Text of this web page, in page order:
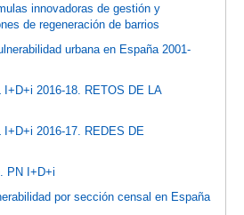
innovadoras de gestión y
de regeneración de barrios
urbana en España 2001-
I+D+i 2016-18. RETOS DE LA
2016-17. REDES DE
PN I+D+i
por sección censal en España